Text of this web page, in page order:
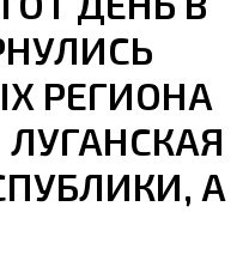
РЕГИОНА
А